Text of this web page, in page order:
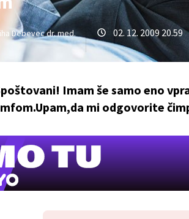
Debevec dr. med. 02. 12. 2009 20.59
Imam še samo eno
mi odgovorite